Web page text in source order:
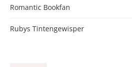
Romantic Bookfan
Rubys Tintengewisper